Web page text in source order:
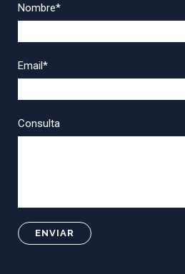
Nombre*
Email*
Consulta